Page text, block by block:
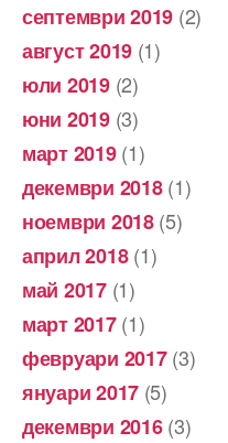
септември 2019 (2)
август 2019 (1)
юли 2019(2)
юни 2019(3)
март 2019(1)
декември 2018(1)
ноември 2018(5)
април 2018(1)
май 2017(1)
март 2017(1)
февруари 2017(3)
януари 2017 (5)
декември 2016(3)